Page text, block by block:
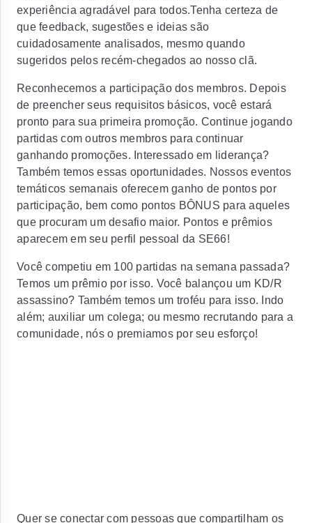
experiência agradável para todos.Tenha certeza de
que feedback, sugestões e ideias são
cuidadosamente analisados, mesmo quando
sugeridos pelos recém-chegados ao nosso clã.
Reconhecemos a participação dos membros. Depois
de preencher seus requisitos básicos, você estará
pronto para sua primeira promoção. Continue jogando
partidas com outros membros para continuar
ganhando promoções. Interessado em liderança?
Também temos essas oportunidades. Nossos eventos
temáticos semanais oferecem ganho de pontos por
participação, bem como pontos BÔNUS para aqueles
que procuram um desafio maior. Pontos e prêmios
aparecem em seu perfil pessoal da SE66!
Você competiu em 100 partidas na semana passada?
Temos um prêmio por isso. Você balançou um KD/R
assassino? Também temos um troféu para isso. Indo
além; auxiliar um colega; ou mesmo recrutando para a
comunidade, nós o premiamos por seu esforço!
Quer se conectar com pessoas que compartilham os